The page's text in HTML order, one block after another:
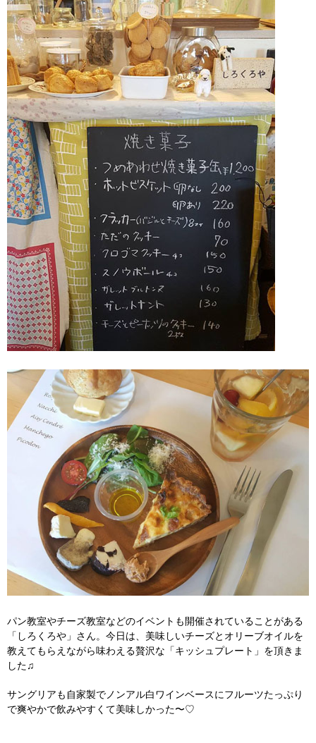
パン教室やチーズ教室などのイベントも開催されていることがある
「しろくろや」さん。今日は、美味しいチーズとオリーブオイルを
教えてもらえながら味わえる贅沢な「キッシュプレート」を頂きま
した♫
サングリアも自家製でノンアル白ワインベースにフルーツたっぷり
で爽やかで飲みやすくて美味しかった〜♡